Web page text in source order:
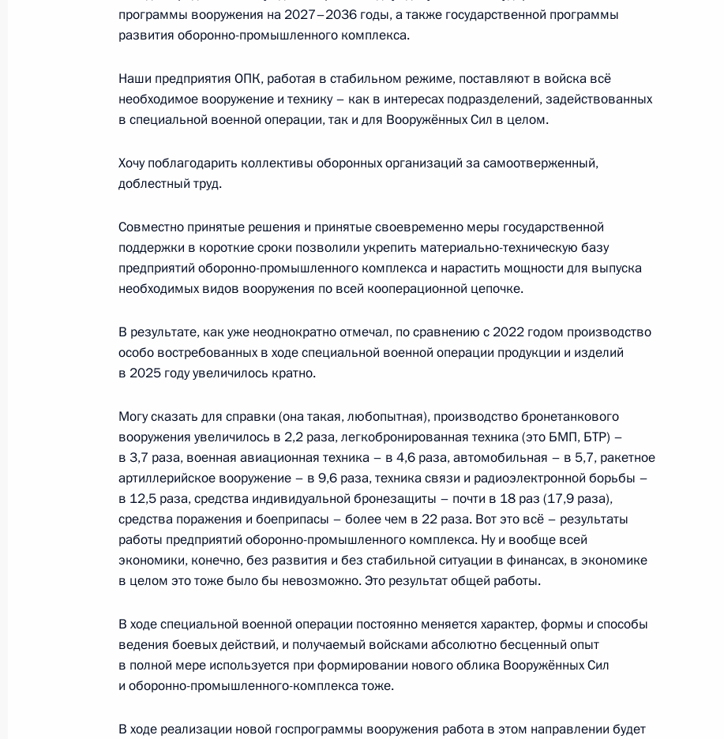
31 октября 2025 года, 14:05
Совещание с членами Правительства
29 октября 2025 года, 14:05
Заседание инициативного технического совета при Управлении
Президента по госполитике в ОПК
Встреча с главой компании «Норникель» Владимиром
14 октября 2025 года, 14:05
Подписан Указ о реализации пилотного проекта по вовлечению
в оборот сырьевых товаров, содержащих драгоценные металлы
22 сентября 2025 года, 19:00
Заседание Военно-промышленной комиссии
19 сентября 2025 года, 20:00
Посещение ПАО «Мотовилихинские заводы»
программы вооружения на 2027–2036 годы, а также государственной программы
развития оборонно-промышленного комплекса.
Наши предприятия ОПК, работая в стабильном режиме, поставляют в войска всё
необходимое вооружение и технику – как в интересах подразделений, задействованных
в специальной военной операции, так и для Вооружённых Сил в целом.
Хочу поблагодарить коллективы оборонных организаций за самоотверженный,
доблестный труд.
Совместно принятые решения и принятые своевременно меры государственной
поддержки в короткие сроки позволили укрепить материально-техническую базу
предприятий оборонно-промышленного комплекса и нарастить мощности для выпуска
необходимых видов вооружения по всей кооперационной цепочке.
В результате, как уже неоднократно отмечал, по сравнению с 2022 годом производство
особо востребованных в ходе специальной военной операции продукции и изделий
в 2025 году увеличилось кратно.
Могу сказать для справки (она такая, любопытная), производство бронетанкового
вооружения увеличилось в 2,2 раза, легкобронированная техника (это БМП, БТР) –
в 3,7 раза, военная авиационная техника – в 4,6 раза, автомобильная – в 5,7, ракетное
артиллерийское вооружение – в 9,6 раза, техника связи и радиоэлектронной борьбы –
в 12,5 раза, средства индивидуальной бронезащиты – почти в 18 раз (17,9 раза),
средства поражения и боеприпасы – более чем в 22 раза. Вот это всё – результаты
работы предприятий оборонно-промышленного комплекса. Ну и вообще всей
экономики, конечно, без развития и без стабильной ситуации в финансах, в экономике
в целом это тоже было бы невозможно. Это результат общей работы.
В ходе специальной военной операции постоянно меняется характер, формы и способы
ведения боевых действий, и получаемый войсками абсолютно бесценный опыт
в полной мере используется при формировании нового облика Вооружённых Сил
и оборонно-промышленного-комплекса тоже.
В ходе реализации новой госпрограммы вооружения работа в этом направлении будет